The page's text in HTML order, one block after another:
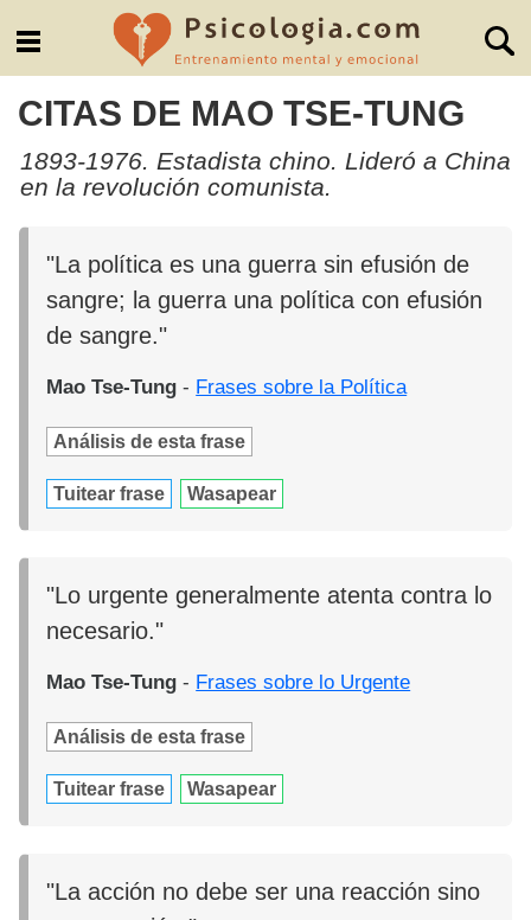
CITAS DE MAO TSE-TUNG
1893-1976. Estadista chino. Lideró a China
en la revolución comunista.
"La política es una guerra sin efusión de
sangre; la guerra una política con efusión
de sangre."
Mao Tse-Tung - Frases sobre la Política
Análisis de esta frase
Tuitear frase Wasapear
"Lo urgente generalmente atenta contra lo
necesario."
Mao Tse-Tung - Frases sobre lo Urgente
Análisis de esta frase
Tuitear frase Wasapear
"La acción no debe ser una reacción sino